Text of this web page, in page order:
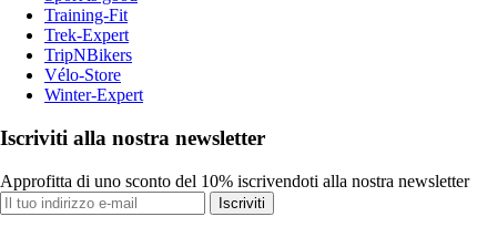
Training-Fit
Trek-Expert
TripNBikers
Vélo-Store
Winter-Expert
Iscriviti alla nostra newsletter
Approfitta di uno sconto del 10% iscrivendoti alla nostra newsletter
Iscriviti